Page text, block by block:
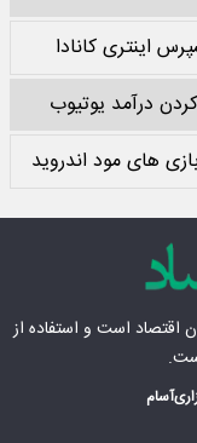
اینتری کانادا
درآمد یوتیوب
های مود اندروید
اقتصاد است و استفاده از
آسام